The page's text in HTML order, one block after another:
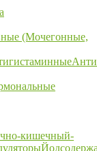
(Мочегонные,
кишечный-